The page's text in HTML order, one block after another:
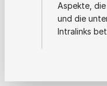
Aspekte,
und die
Intralinks